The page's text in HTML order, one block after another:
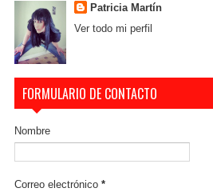
Patricia Martín
Ver todo mi perfil
FORMULARIO DE CONTACTO
Nombre
Correo electrónico *